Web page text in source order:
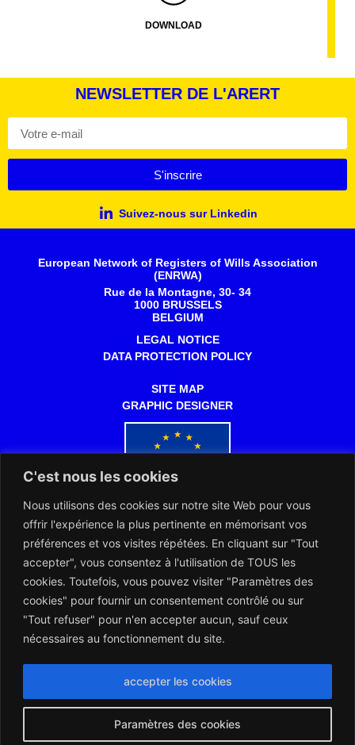
C'est nous les cookies
Nous utilisons des cookies sur notre site Web pour vous
offrir l'expérience la plus pertinente en mémorisant vos
préférences et vos visites répétées. En cliquant sur "Tout
accepter", vous consentez à l'utilisation de TOUS les
cookies. Toutefois, vous pouvez visiter "Paramètres des
cookies" pour fournir un consentement contrôlé ou sur
"Tout refuser" pour n'en accepter aucun, sauf ceux
nécessaires au fonctionnement du site.
Paramètres des cookies
accepter les cookies
DOWNLOAD
NEWSLETTER DE L'ARERT
S'inscrire
Suivez-nous sur Linkedin
European Network of Registers of Wills Association
(ENRWA)
Rue de la Montagne, 30- 34
1000 BRUSSELS
BELGIUM
LEGAL NOTICE
DATA PROTECTION POLICY
SITE MAP
GRAPHIC DESIGNER
Co-funded by the European Commission
The ENRWA and the Notaries of Europe works together for the
benefit of the European citizens
Montserrat_bold
ABCDEFGHIJKLMNOPQRSTUVWXYZ